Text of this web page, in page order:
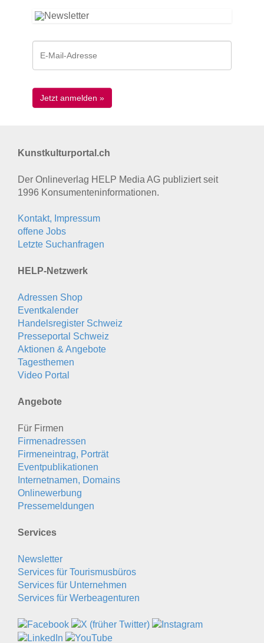
Kunstkulturportal.ch
Der Onlineverlag HELP Media AG publiziert seit
1996 Konsumenten­informationen.
Kontakt, Impressum
offene Jobs
Letzte Suchanfragen
HELP-Netzwerk
Adressen Shop
Eventkalender
Handelsregister Schweiz
Presseportal Schweiz
Aktionen & Angebote
Tagesthemen
Video Portal
Angebote
Für Firmen
Firmenadressen
Firmeneintrag, Porträt
Eventpublikationen
Internetnamen, Domains
Onlinewerbung
Pressemeldungen
Services
Newsletter
Services für Tourismusbüros
Services für Unternehmen
Services für Werbeagenturen